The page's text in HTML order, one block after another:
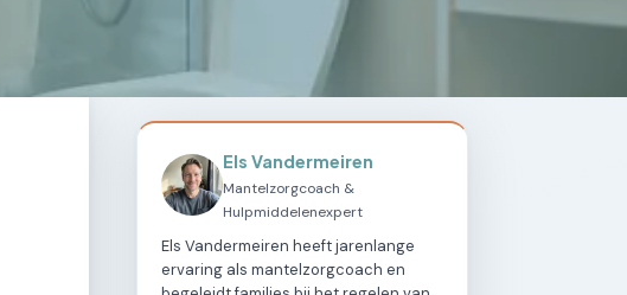
Els Vandermeiren
Mantelzorgcoach &
Hulpmiddelenexpert
Els Vandermeiren heeft jarenlange
ervaring als mantelzorgcoach en